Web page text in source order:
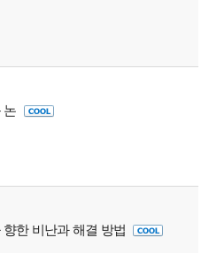
논
향한 비난과 해결 방법